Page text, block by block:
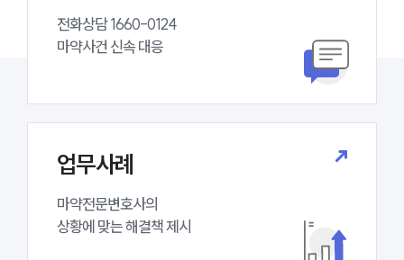
전화상담 1660-0124
마약사건 신속 대응
업무사례
마약전문변호사의
상황에 맞는 해결책 제시